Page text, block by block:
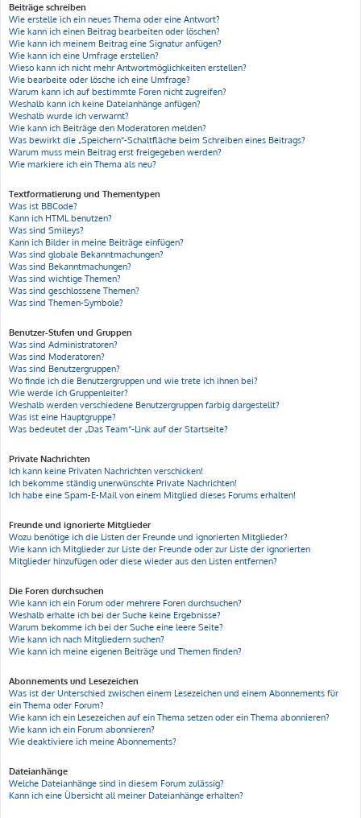
Beiträge schreiben
Wie erstelle ich ein neues Thema oder eine Antwort?
Wie kann ich einen Beitrag bearbeiten oder löschen?
Wie kann ich meinem Beitrag eine Signatur anfügen?
Wie kann ich eine Umfrage erstellen?
Wieso kann ich nicht mehr Antwortmöglichkeiten erstellen?
Wie bearbeite oder lösche ich eine Umfrage?
Warum kann ich auf bestimmte Foren nicht zugreifen?
Weshalb kann ich keine Dateianhänge anfügen?
Weshalb wurde ich verwarnt?
Wie kann ich Beiträge den Moderatoren melden?
Was bewirkt die „Speichern“-Schaltfläche beim Schreiben eines Beitrags?
Warum muss mein Beitrag erst freigegeben werden?
Wie markiere ich ein Thema als neu?
Textformatierung und Thementypen
Was ist BBCode?
Kann ich HTML benutzen?
Was sind Smileys?
Kann ich Bilder in meine Beiträge einfügen?
Was sind globale Bekanntmachungen?
Was sind Bekanntmachungen?
Was sind wichtige Themen?
Was sind geschlossene Themen?
Was sind Themen-Symbole?
Benutzer-Stufen und Gruppen
Was sind Administratoren?
Was sind Moderatoren?
Was sind Benutzergruppen?
Wo finde ich die Benutzergruppen und wie trete ich ihnen bei?
Wie werde ich Gruppenleiter?
Weshalb werden verschiedene Benutzergruppen farbig dargestellt?
Was ist eine Hauptgruppe?
Was bedeutet der „Das Team“-Link auf der Startseite?
Private Nachrichten
Ich kann keine Privaten Nachrichten verschicken!
Ich bekomme ständig unerwünschte Private Nachrichten!
Ich habe eine Spam-E-Mail von einem Mitglied dieses Forums erhalten!
Freunde und ignorierte Mitglieder
Wozu benötige ich die Listen der Freunde und ignorierten Mitglieder?
Wie kann ich Mitglieder zur Liste der Freunde oder zur Liste der ignorierten
Mitglieder hinzufügen oder diese wieder aus den Listen entfernen?
Die Foren durchsuchen
Wie kann ich ein Forum oder mehrere Foren durchsuchen?
Weshalb erhalte ich bei der Suche keine Ergebnisse?
Warum bekomme ich bei der Suche eine leere Seite?
Wie kann ich nach Mitgliedern suchen?
Wie kann ich meine eigenen Beiträge und Themen finden?
Abonnements und Lesezeichen
Was ist der Unterschied zwischen einem Lesezeichen und einem Abonnements für
ein Thema oder Forum?
Wie kann ich ein Lesezeichen auf ein Thema setzen oder ein Thema abonnieren?
Wie kann ich ein Forum abonnieren?
Wie deaktiviere ich meine Abonnements?
Dateianhänge
Welche Dateianhänge sind in diesem Forum zulässig?
Kann ich eine Übersicht all meiner Dateianhänge erhalten?